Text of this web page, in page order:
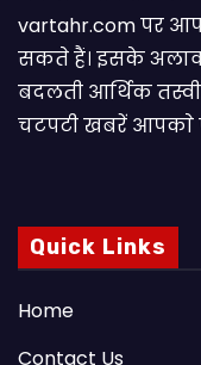
vartahr.com पर
सकते हैं। इसके
बदलती आर्थिक
चटपटी खबरें आपकाे
Quick Links
Home
Contact Us